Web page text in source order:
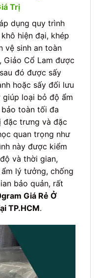
Trị
dụng quy trình
hiện đại, khép
vệ sinh an toàn
Giảo Cổ Lam được
đó được sấy
hoặc sấy đối lưu
giúp loại bỏ độ ẩm
toàn tối đa
đặc trưng và đặc
quan trọng như
này được kiểm
và thời gian,
lý tưởng, chống
bảo quản, rất
Giá Rẻ Ở
TP.HCM.